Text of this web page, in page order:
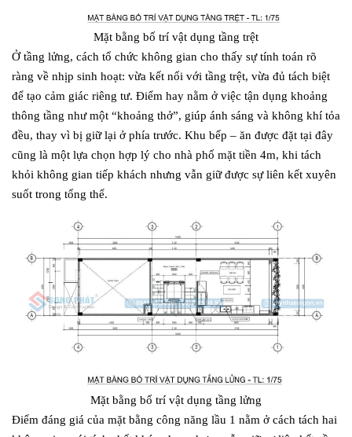
Mặt bằng bố trí vật dụng tầng trệt
Ở tầng lửng, cách tổ chức không gian cho thấy sự tính toán rõ
ràng về nhịp sinh hoạt: vừa kết nối với tầng trệt, vừa đủ tách biệt
để tạo cảm giác riêng tư. Điểm hay nằm ở việc tận dụng khoảng
thông tầng như một “khoảng thở”, giúp ánh sáng và không khí tỏa
đều, thay vì bị giữ lại ở phía trước. Khu bếp – ăn được đặt tại đây
cũng là một lựa chọn hợp lý cho nhà phố mặt tiền 4m, khi tách
khỏi không gian tiếp khách nhưng vẫn giữ được sự liên kết xuyên
suốt trong tổng thể.
Mặt bằng bố trí vật dụng tầng lửng
Điểm đáng giá của mặt bằng công năng lầu 1 nằm ở cách tách hai